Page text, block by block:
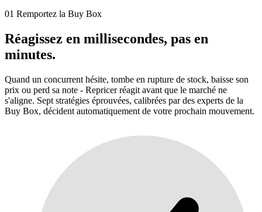
01 Remportez la Buy Box
Réagissez en millisecondes, pas en
minutes.
Quand un concurrent hésite, tombe en rupture de stock, baisse son
prix ou perd sa note - Repricer réagit avant que le marché ne
s'aligne. Sept stratégies éprouvées, calibrées par des experts de la
Buy Box, décident automatiquement de votre prochain mouvement.